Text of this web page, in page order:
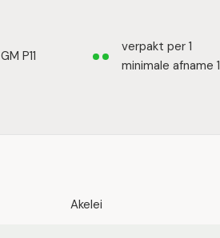
GM P11
verpakt per 1
minimale afname 1
Akelei